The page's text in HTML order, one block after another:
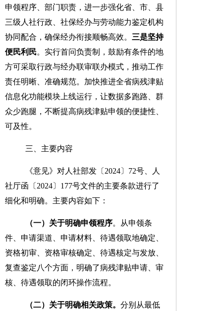
申领程序、 部门职责 ， 进一步强化省、市、县
三级 人社行政 、社保经办与劳动能力鉴定机构
协同配合， 确保经办衔接顺畅高效。 三是坚持
便民利民。实行首问负责制， 鼓励有条件的地
方可采取行政与经办联审联办模式，推动工作
责任明晰、准确规范。 加快推进全省病残津贴
信息化功能模块上线运行， 让数据多跑路、群
众少跑腿 ， 不断提高病残津贴申领的便捷性、
可及性。
三 、主要内容
《意见》对人社部发〔 2024〕 72号、人
社厅函〔 2024〕 177号文件的主要条款进行了
细化和明确。主要内容如下 ：
（一）关于明确申领程序。 从申领条
件
申请渠道 申请材料 待遇领取地确定
资格初审
资格审核确定
待遇核定与发放、
复查鉴定八个方面 ， 明确了病残津贴申请、审
核、 待遇领取的闭环操作流程。
（二）关于明确相关政策。 分别从最低